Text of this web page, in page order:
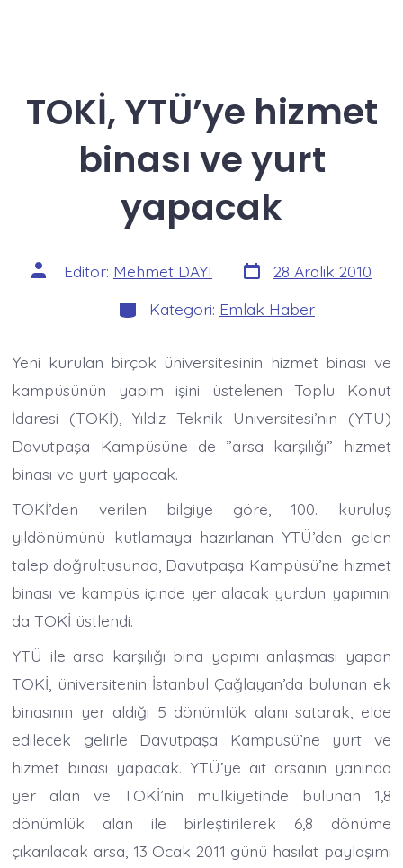
TOKİ, YTÜ’ye hizmet
binası ve yurt
yapacak
Yazının
yazarı
Editör: Mehmet DAYI Yazı
tarihi
28 Aralık 2010
Kategoriler
Kategori: Emlak Haber
Yeni kurulan birçok üniversitesinin hizmet binası ve
kampüsünün yapım işini üstelenen Toplu Konut
İdaresi (TOKİ), Yıldız Teknik Üniversitesi’nin (YTÜ)
Davutpaşa Kampüsüne de ”arsa karşılığı” hizmet
binası ve yurt yapacak.
TOKİ’den verilen bilgiye göre, 100. kuruluş
yıldönümünü kutlamaya hazırlanan YTÜ’den gelen
talep doğrultusunda, Davutpaşa Kampüsü’ne hizmet
binası ve kampüs içinde yer alacak yurdun yapımını
da TOKİ üstlendi.
YTÜ ile arsa karşılığı bina yapımı anlaşması yapan
TOKİ, üniversitenin İstanbul Çağlayan’da bulunan ek
binasının yer aldığı 5 dönümlük alanı satarak, elde
edilecek gelirle Davutpaşa Kampusü’ne yurt ve
hizmet binası yapacak. YTÜ’ye ait arsanın yanında
yer alan ve TOKİ’nin mülkiyetinde bulunan 1,8
dönümlük alan ile birleştirilerek 6,8 dönüme
çıkarılacak arsa, 13 Ocak 2011 günü hasılat paylaşımı